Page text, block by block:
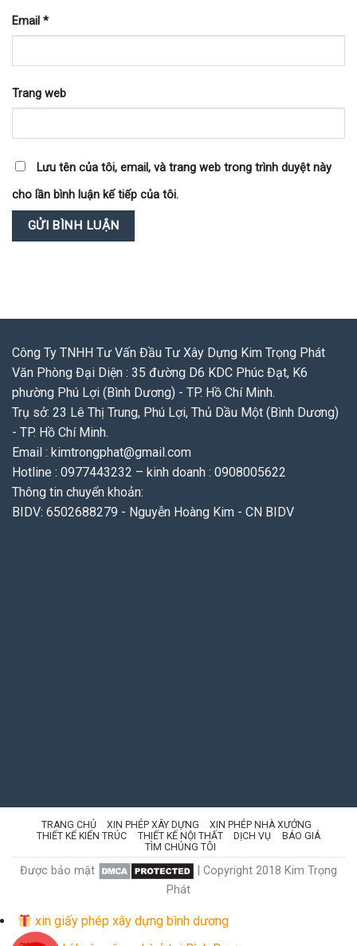
Email *
Trang web
Lưu tên của tôi, email, và trang web trong trình duyệt này
cho lần bình luận kế tiếp của tôi.
Công Ty TNHH Tư Vấn Đầu Tư Xây Dựng Kim Trọng Phát
Văn Phòng Đại Diện : 35 đường D6 KDC Phúc Đạt, K6
phường Phú Lợi (Bình Dương) - TP. Hồ Chí Minh.
Trụ sở: 23 Lê Thị Trung, Phú Lợi, Thủ Dầu Một (Bình Dương)
- TP. Hồ Chí Minh.
Email : kimtrongphat@gmail.com
Hotline : 0977443232 – kinh doanh : 0908005622
Thông tin chuyển khoản:
BIDV: 6502688279 - Nguyễn Hoàng Kim - CN BIDV
TRANG CHỦ XIN PHÉP XÂY DỰNG
XIN PHÉP NHÀ XƯỞNG
THIẾT KẾ KIẾN TRÚC
THIẾT KẾ NỘI THẤT DỊCH VỤ
BÁO GIÁ
TÌM CHÚNG TÔI
Được bảo mật
| Copyright 2018 Kim Trọng
Phát
xin giấy phép xây dựng bình dương